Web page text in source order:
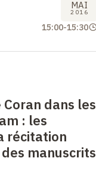
MAI
2016
15:00-15:30
dans les
: les
récitation
manuscrits